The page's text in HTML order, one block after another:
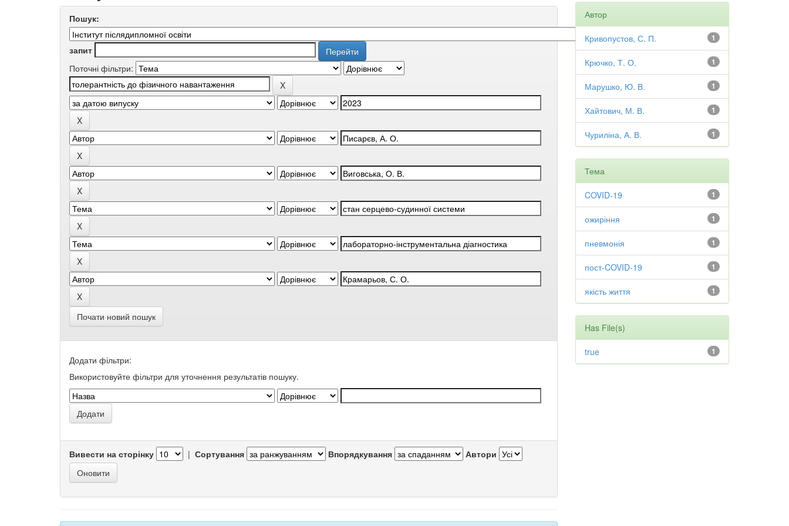
Пошук:
запит
Поточні фільтри:
Почати новий пошук
Додати фільтри:
Використовуйте фільтри для уточнення результатів пошуку.
Вивести на сторінку | Сортування Впорядкування Автори
Автор
1
Кривопустов, С. П.
1
Крючко, Т. О.
1
Марушко, Ю. В.
1
Хайтович, М. В.
1
Чуриліна, А. В.
Тема
1
COVID-19
1
ожиріння
1
пневмонія
1
пост-COVID-19
1
якість життя
Has File(s)
1
true